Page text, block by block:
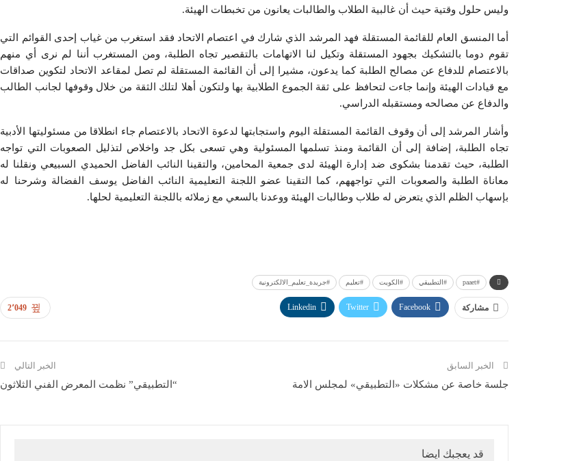
وليس حلول وقتية حيث أن غالبية الطلاب والطالبات يعانون من تخبطات الهيئة.
أما المنسق العام للقائمة المستقلة فهد المرشد الذي شارك في اعتصام الاتحاد فقد استغرب من غياب إحدى القوائم التي
تقوم دوما بالتشكيك بجهود المستقلة وتكيل لنا الاتهامات بالتقصير تجاه الطلبة، ومن المستغرب أننا لم نرى أي منهم
بالاعتصام للدفاع عن مصالح الطلبة كما يدعون، مشيرا إلى أن القائمة المستقلة لم تصل لمقاعد الاتحاد لتكوين صداقات
مع قيادات الهيئة وإنما جاءت لتحافظ على ثقة الجموع الطلابية بها ولتكون أهلا لتلك الثقة من خلال وقوفها لجانب الطالب
والدفاع عن مصالحه ومستقبله الدراسي.
وأشار المرشد إلى أن وقوف القائمة المستقلة اليوم واستجابتها لدعوة الاتحاد بالاعتصام جاء انطلاقا من مسئوليتها الأدبية
تجاه الطلبة، إضافة إلى أن القائمة ومنذ تسلمها المسئولية وهي تسعى بكل جد واخلاص لتذليل الصعوبات التي تواجه
الطلبة، حيث تقدمنا بشكوى ضد إدارة الهيئة لدى جمعية المحامين، والتقينا النائب الفاضل الحميدي السبيعي ونقلنا له
معاناة الطلبة والصعوبات التي تواجههم، كما التقينا عضو اللجنة التعليمية النائب الفاضل يوسف الفضالة وشرحنا له
بإسهاب الظلم الذي يتعرض له طلاب وطالبات الهيئة ووعدنا بالسعي مع زملائه باللجنة التعليمية لحلها.
#paaet #التطبيقي #الكويت #تعليم #جريدة_تعليم_الالكترونية
2٬049 مشاركة Facebook
Twitter
Linkedin
الخبر السابق
جلسة خاصة عن مشكلات «التطبيقي» لمجلس الامة
الخبر التالي
“التطبيقي” نظمت المعرض الفني الثلاثون
قد يعجبك ايضا